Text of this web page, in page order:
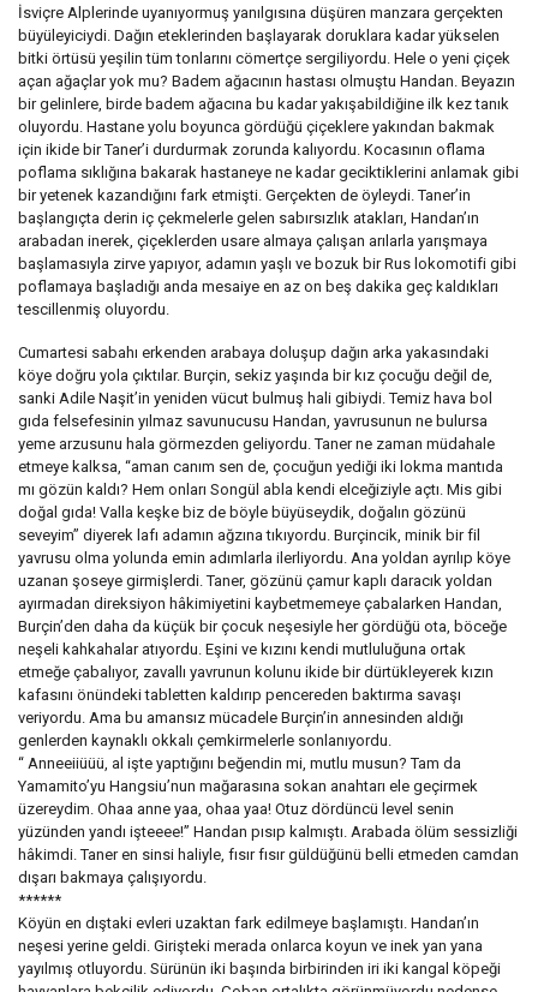
İsviçre Alplerinde uyanıyormuş yanılgısına düşüren manzara gerçekten
büyüleyiciydi. Dağın eteklerinden başlayarak doruklara kadar yükselen
bitki örtüsü yeşilin tüm tonlarını cömertçe sergiliyordu. Hele o yeni çiçek
açan ağaçlar yok mu? Badem ağacının hastası olmuştu Handan. Beyazın
bir gelinlere, birde badem ağacına bu kadar yakışabildiğine ilk kez tanık
oluyordu. Hastane yolu boyunca gördüğü çiçeklere yakından bakmak
için ikide bir Taner’i durdurmak zorunda kalıyordu. Kocasının oflama
poflama sıklığına bakarak hastaneye ne kadar geciktiklerini anlamak gibi
bir yetenek kazandığını fark etmişti. Gerçekten de öyleydi. Taner’in
başlangıçta derin iç çekmelerle gelen sabırsızlık atakları, Handan’ın
arabadan inerek, çiçeklerden usare almaya çalışan arılarla yarışmaya
başlamasıyla zirve yapıyor, adamın yaşlı ve bozuk bir Rus lokomotifi gibi
poflamaya başladığı anda mesaiye en az on beş dakika geç kaldıkları
tescillenmiş oluyordu.
Cumartesi sabahı erkenden arabaya doluşup dağın arka yakasındaki
köye doğru yola çıktılar. Burçin, sekiz yaşında bir kız çocuğu değil de,
sanki Adile Naşit’in yeniden vücut bulmuş hali gibiydi. Temiz hava bol
gıda felsefesinin yılmaz savunucusu Handan, yavrusunun ne bulursa
yeme arzusunu hala görmezden geliyordu. Taner ne zaman müdahale
etmeye kalksa, “aman canım sen de, çocuğun yediği iki lokma mantıda
mı gözün kaldı? Hem onları Songül abla kendi elceğiziyle açtı. Mis gibi
doğal gıda! Valla keşke biz de böyle büyüseydik, doğalın gözünü
seveyim” diyerek lafı adamın ağzına tıkıyordu. Burçincik, minik bir fil
yavrusu olma yolunda emin adımlarla ilerliyordu. Ana yoldan ayrılıp köye
uzanan şoseye girmişlerdi. Taner, gözünü çamur kaplı daracık yoldan
ayırmadan direksiyon hâkimiyetini kaybetmemeye çabalarken Handan,
Burçin’den daha da küçük bir çocuk neşesiyle her gördüğü ota, böceğe
neşeli kahkahalar atıyordu. Eşini ve kızını kendi mutluluğuna ortak
etmeğe çabalıyor, zavallı yavrunun kolunu ikide bir dürtükleyerek kızın
kafasını önündeki tabletten kaldırıp pencereden baktırma savaşı
veriyordu. Ama bu amansız mücadele Burçin’in annesinden aldığı
genlerden kaynaklı okkalı çemkirmelerle sonlanıyordu.
“ Anneeiiüüü, al işte yaptığını beğendin mi, mutlu musun? Tam da
Yamamito’yu Hangsiu’nun mağarasına sokan anahtarı ele geçirmek
üzereydim. Ohaa anne yaa, ohaa yaa! Otuz dördüncü level senin
yüzünden yandı işteeee!” Handan pısıp kalmıştı. Arabada ölüm sessizliği
hâkimdi. Taner en sinsi haliyle, fısır fısır güldüğünü belli etmeden camdan
dışarı bakmaya çalışıyordu.
******
Köyün en dıştaki evleri uzaktan fark edilmeye başlamıştı. Handan’ın
neşesi yerine geldi. Girişteki merada onlarca koyun ve inek yan yana
yayılmış otluyordu. Sürünün iki başında birbirinden iri iki kangal köpeği